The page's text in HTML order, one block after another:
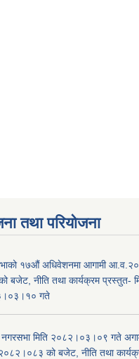
तथा परियोजना
१७औं अधिवेशनमा आगामी
बजेट, नीति तथा कार्यक्रम प्रस्तुत-
गते
नगरसभा मिति २०८२।०३।०९ गते
को बजेट, नीति तथा